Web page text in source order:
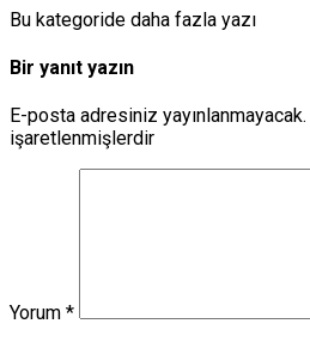
Bu kategoride daha fazla yazı
Bir yanıt yazın
E-posta adresiniz yayınlanmayacak.
işaretlenmişlerdir
Yorum *